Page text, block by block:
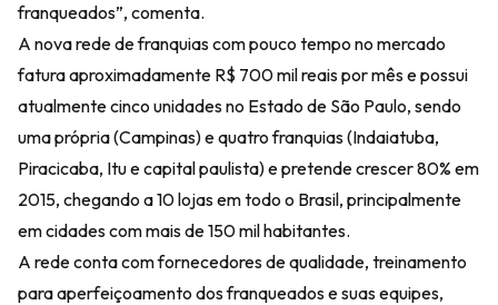
franqueados”, comenta.
A nova rede de franquias com pouco tempo no mercado
fatura aproximadamente R$ 700 mil reais por mês e possui
atualmente cinco unidades no Estado de São Paulo, sendo
uma própria (Campinas) e quatro franquias (Indaiatuba,
Piracicaba, Itu e capital paulista) e pretende crescer 80% em
2015, chegando a 10 lojas em todo o Brasil, principalmente
em cidades com mais de 150 mil habitantes.
A rede conta com fornecedores de qualidade, treinamento
para aperfeiçoamento dos franqueados e suas equipes,